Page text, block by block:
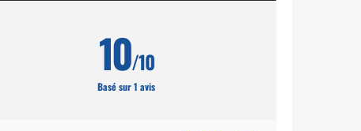
10/10
Basé sur 1 avis